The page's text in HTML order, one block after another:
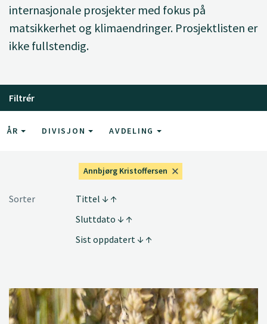
internasjonale prosjekter med fokus på
matsikkerhet og klimaendringer. Prosjektlisten er
ikke fullstendig.
Filtrér
ÅR DIVISJON AVDELING
Annbjørg Kristoffersen
Sorter
Tittel
Sluttdato
Sist oppdatert